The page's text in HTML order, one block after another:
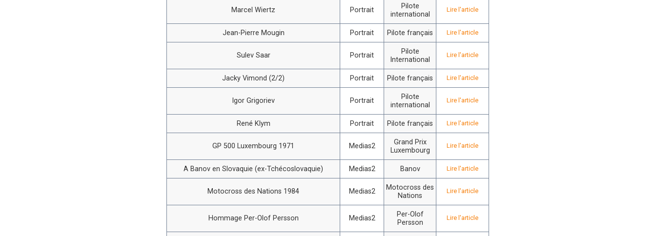
Marcel Wiertz Portrait
Pilote
international
Lire l'article
Jean-Pierre Mougin Portrait Pilote français Lire l'article
Sulev Saar Portrait
Pilote
International
Lire l'article
Jacky Vimond (2/2) Portrait Pilote français Lire l'article
Igor Grigoriev Portrait
Pilote
international
Lire l'article
René Klym Portrait Pilote français Lire l'article
GP 500 Luxembourg 1971 Medias2
Grand Prix
Luxembourg
Lire l'article
A Banov en Slovaquie (ex-Tchécoslovaquie) Medias2 Banov Lire l'article
Motocross des Nations 1984 Medias2
Motocross des
Nations
Lire l'article
Hommage Per-Olof Persson Medias2
Per-Olof
Persson
Lire l'article